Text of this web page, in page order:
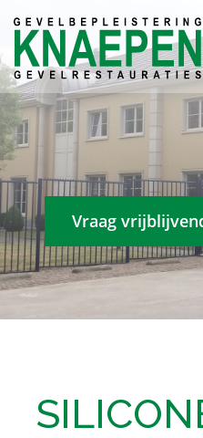
Vraag